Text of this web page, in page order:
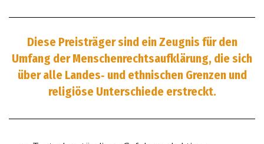
Diese Preisträger sind ein Zeugnis für den
Umfang der Menschenrechtsaufklärung, die sich
über alle Landes‑ und ethnischen Grenzen und
religiöse Unterschiede erstreckt.